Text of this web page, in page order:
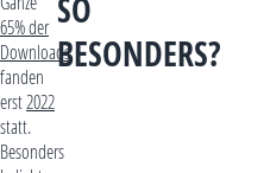
65% der
Downloads
fanden
erst2022
statt.
Besonders
SO
BESONDERS?